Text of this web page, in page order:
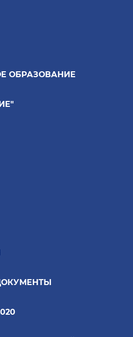
ОБРАЗОВАНИЕ